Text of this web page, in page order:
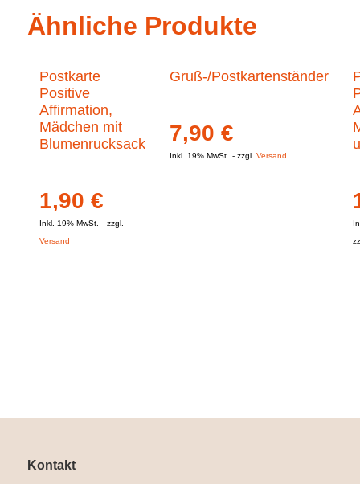
Ähnliche Produkte
Postkarte
Positive
Affirmation,
Mädchen mit
Blumenrucksack
1,90 €
Inkl. 19% MwSt.
zzgl.
Versand
Gruß-/Postkartenständer
7,90 €
Inkl. 19% MwSt. zzgl. Versand
Kontakt